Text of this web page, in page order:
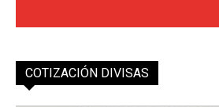
COTIZACIÓN DIVISAS